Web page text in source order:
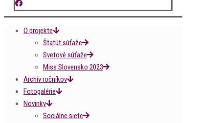
O projekte
Štatút súťaže
Svetové súťaže
Miss Slovensko 2023
Archív ročníkov
Fotogalérie
Novinky
Sociálne siete